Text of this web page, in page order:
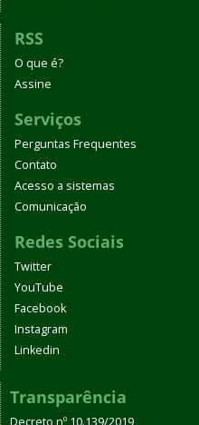
RSS
O que é?
Assine
Serviços
Perguntas Frequentes
Contato
Acesso a sistemas
Comunicação
Redes Sociais
Twitter
YouTube
Facebook
Instagram
Linkedin
Transparência
Decreto nº 10.139/2019